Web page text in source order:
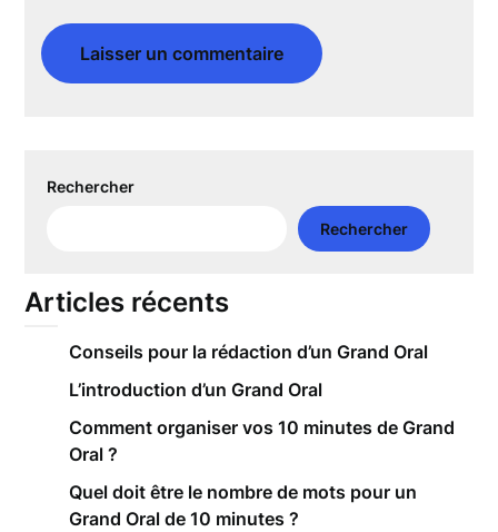
Rechercher
Rechercher
Articles récents
Conseils pour la rédaction d’un Grand Oral
L’introduction d’un Grand Oral
Comment organiser vos 10 minutes de Grand
Oral ?
Quel doit être le nombre de mots pour un
Grand Oral de 10 minutes ?